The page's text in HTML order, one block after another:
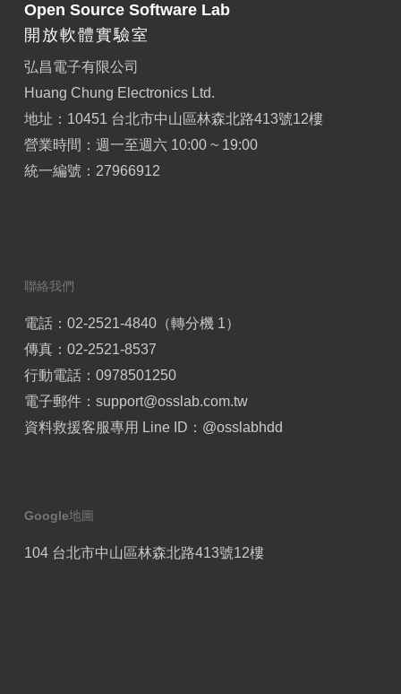
Open Source Software Lab
開放軟體實驗室
弘昌電子有限公司
Huang Chung Electronics Ltd.
地址：10451 台北市中山區林森北路413號12樓
營業時間：週一至週六 10:00 ~ 19:00
統一編號：27966912
聯絡我們
電話：02-2521-4840（轉分機 1）
傳真：02-2521-8537
行動電話：0978501250
電子郵件： support@osslab.com.tw
資料救援客服專用 Line ID： @osslabhdd
Google地圖
104 台北市中山區林森北路413號12樓